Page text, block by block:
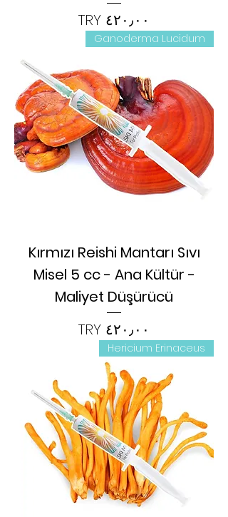
السعر
Ganoderma Lucidum
Kırmızı Reishi Mantarı Sıvı
Misel 5 cc - Ana Kültür -
Maliyet Düşürücü
السعر
Hericium Erinaceus